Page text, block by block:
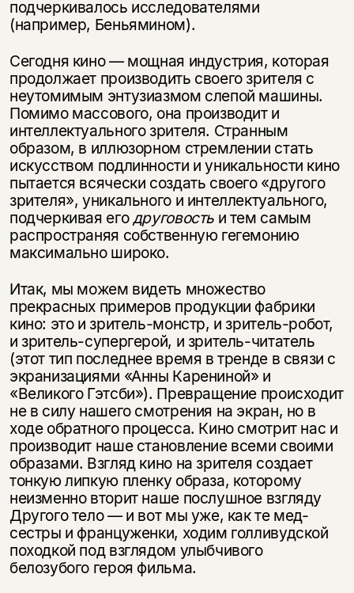
подчеркивалось исследователями
(например, Беньямином).
Сегодня кино — мощная индустрия, которая
продолжает производить своего зрителя с
неутомимым энтузиазмом слепой машины.
Помимо массо­вого, она производит и
интеллектуального зрителя. Странным
образом, в ил­люзорном стремлении стать
искусством подлинности и уникальности кино
пытается всячески создать своего «другого
зрителя», уникального и интел­лектуального,
подчеркивая егодруговость и тем самым
распространяя собст­венную гегемонию
максимально широко.
Итак, мы можем видеть множество
прекрасных примеров продукции фаб­рики
кино: это и зритель-монстр, и зритель-робот,
и зритель-супергерой, и зритель-читатель
(этот тип последнее время в тренде в связи с
экраниза­циями «Анны Карениной» и
«Великого Гэтсби»). Превращение происходит
не в силу нашего смотрения на экран, но в
ходе обратного процесса. Кино смотрит нас и
производит наше становление всеми своими
образами. Взгляд кино на зрителя создает
тонкую липкую пленку образа, которому
неизменно вторит наше послушное взгляду
Другого тело — и вот мы уже, как те мед­
сестры и француженки, ходим голливудской
походкой под взглядом улыб­чивого
белозубого героя фильма.
подписаться
подписаться
да
нет, вернуться назад